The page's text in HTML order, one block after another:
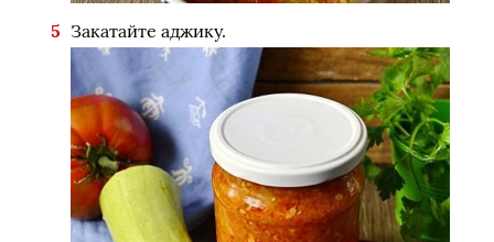
Закатайте аджику.